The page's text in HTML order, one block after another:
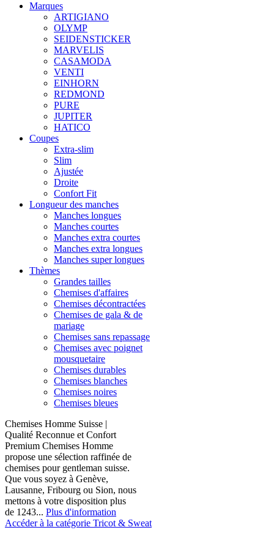
Marques
ARTIGIANO
OLYMP
SEIDENSTICKER
MARVELIS
CASAMODA
VENTI
EINHORN
REDMOND
PURE
JUPITER
HATICO
Coupes
Extra-slim
Slim
Ajustée
Droite
Confort Fit
Longueur des manches
Manches longues
Manches courtes
Manches extra courtes
Manches extra longues
Manches super longues
Thèmes
Grandes tailles
Chemises d'affaires
Chemises décontractées
Chemises de gala & de
mariage
Chemises sans repassage
Chemises avec poignet
mousquetaire
Chemises durables
Chemises blanches
Chemises noires
Chemises bleues
Chemises Homme Suisse |
Qualité Reconnue et Confort
Premium Chemises Homme
propose une sélection raffinée de
chemises pour gentleman suisse.
Que vous soyez à Genève,
Lausanne, Fribourg ou Sion, nous
mettons à votre disposition plus
de 1243... Plus d'information
Accéder à la catégorie Tricot & Sweat